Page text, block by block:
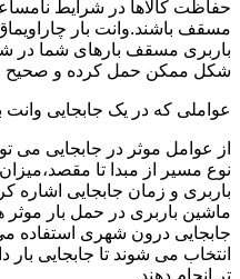
حفاظت کالاها در شرایط
مسقف باشند.وانت بار
باربری مسقف بارهای شما در
شکل ممکن حمل کرده و صحیح
عواملی که در یک جابجایی وانت
از عوامل موثر در جابجایی می
نوع مسیر از مبدا تا
باربری و زمان جابجایی اشاره
ماشین باربری در حمل بار
جابجایی درون شهری استفاده
انتخاب می شوند تا جابجایی
تر انجام دهند.